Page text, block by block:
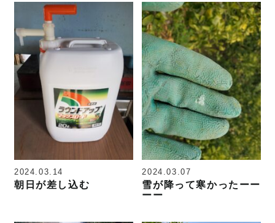
2024.03.14
朝日が差し込む
2024.03.07
雪が降って寒かったーー
ーー